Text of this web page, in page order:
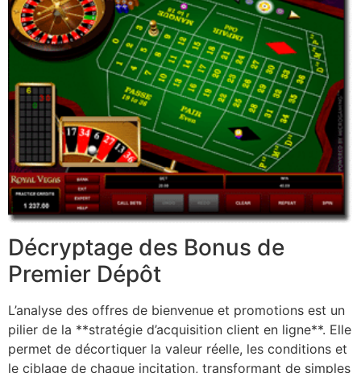
Décryptage des Bonus de
Premier Dépôt
L’analyse des offres de bienvenue et promotions est un
pilier de la **stratégie d’acquisition client en ligne**. Elle
permet de décortiquer la valeur réelle, les conditions et
le ciblage de chaque incitation, transformant de simples